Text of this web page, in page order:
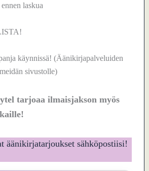
laskua
käynnissä! (Äänikirjapalveluiden
sivustolle)
tarjoaa ilmaisjakson myös
äänikirjatarjoukset sähköpostiisi!